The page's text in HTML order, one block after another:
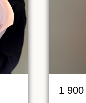
1 900